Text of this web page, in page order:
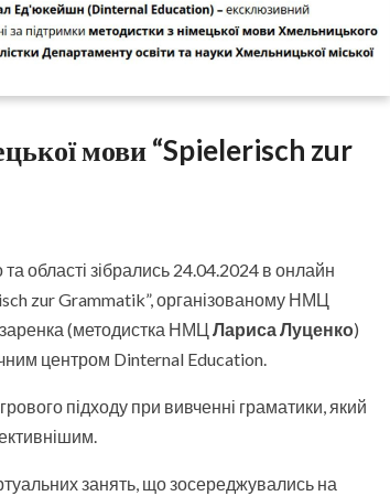
мови “Spielerisch zur
області зібрались 24.04.2024 в онлайн
zur Grammatik”, організованому НМЦ
(методистка НМЦЛариса Луценко)
центром Dinternal Education.
підходу при вивченні граматики, який
занять, що зосереджувались на